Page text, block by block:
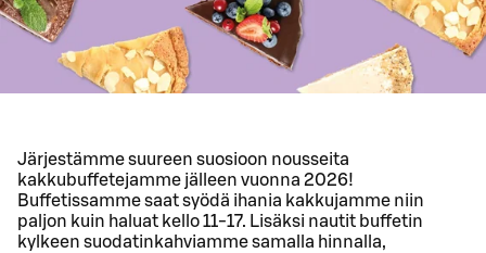
Järjestämme suureen suosioon nousseita
kakkubuffetejamme jälleen vuonna 2026!
Buffetissamme saat syödä ihania kakkujamme niin
paljon kuin haluat kello 11-17. Lisäksi nautit buffetin
kylkeen suodatinkahviamme samalla hinnalla,